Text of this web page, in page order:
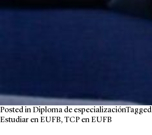
Posted inDiploma de especializaciónTagged
Estudiar en EUFB, TCP en EUFB